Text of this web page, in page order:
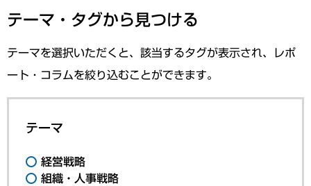
テーマ・タグから見つける
テーマを選択いただくと、該当するタグが表示され、レポ
ート・コラムを絞り込むことができます。
テーマ
経営戦略
組織・人事戦略